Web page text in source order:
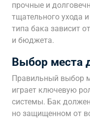
прочные и
тщательного ухода
типа бака зависит
и бюджета.
Выбор места
Правильный выбор
играет ключевую
системы. Бак
но защищенном от